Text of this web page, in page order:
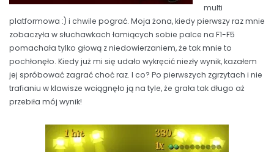
multi
platformowa :) i chwile pograć. Moja żona, kiedy pierwszy raz mnie
zobaczyła w słuchawkach łamiących sobie palce na F1-F5
pomachała tylko głową z niedowierzaniem, że tak mnie to
pochłonęło. Kiedy już mi się udało wykręcić niezły wynik, kazałem
jej spróbować zagrać choć raz. I co? Po pierwszych zgrzytach i nie
trafianiu w klawisze wciągnęło ją na tyle, że grała tak długo aż
przebiła mój wynik!